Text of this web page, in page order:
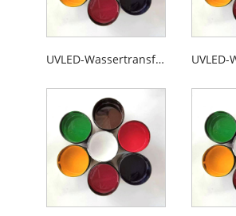
UVLED-Wassertransfer-Siebdruck-ABS-Tinte